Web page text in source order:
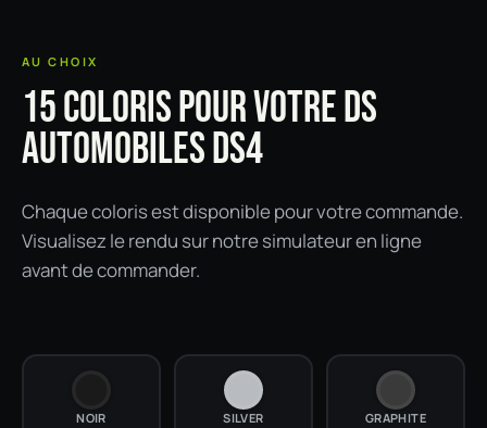
AU CHOIX
15 COLORIS POUR VOTRE DS
AUTOMOBILES DS4
Chaque coloris est disponible pour votre commande.
Visualisez le rendu sur notre simulateur en ligne
avant de commander.
NOIR SILVER GRAPHITE